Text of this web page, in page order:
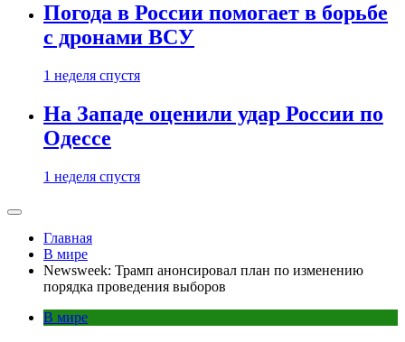
Погода в России помогает в борьбе
с дронами ВСУ
1 неделя спустя
На Западе оценили удар России по
Одессе
1 неделя спустя
Главная
В мире
Newsweek: Трамп анонсировал план по изменению
порядка проведения выборов
В мире